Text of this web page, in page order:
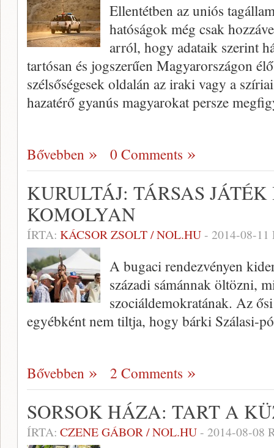
Ellentétben az uniós
hatóságok még csak
arról, hogy adataik szerint
tartósan és jogszerűen Magyarországon
szélsőségesek oldalán az iraki vagy a
hazatérő gyanús magyarokat persze
Bővebben 0 Comments
KURULTÁJ: TÁRSAS
KOMOLYAN
ÍRTA: KÁCSOR ZSOLT / NOL.HU- 2014-08-11
A bugaci rendezvényen
századi sámánnak öltözni,
szociáldemokratának. Az
egyébként nem tiltja, hogy bárki Szálasi-
Bővebben 2 Comments
SORSOK HÁZA: TART A
ÍRTA: CZENE GÁBOR / NOL.HU- 2014-08-08